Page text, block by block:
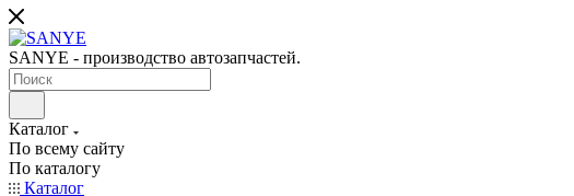
SANYE - производство автозапчастей.
Каталог
По всему сайту
По каталогу
Каталог